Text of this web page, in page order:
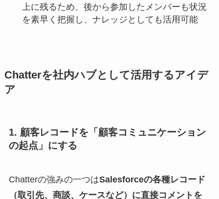
上に残るため、後から参加したメンバーも状況
を素早く把握し、ナレッジとしても活用可能
Chatterを社内ハブとして活用するアイデ
ア
1. 顧客レコードを「顧客コミュニケーション
の起点」にする
Chatterの強みの一つはSalesforceの各種レコード
（取引先、商談、ケースなど）に直接コメントを